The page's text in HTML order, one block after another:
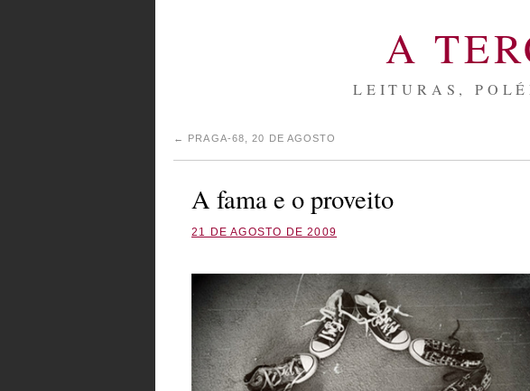
A
LEITURAS,
← PRAGA-68, 20 DE AGOSTO
A fama e o proveito
21 DE AGOSTO DE 2009